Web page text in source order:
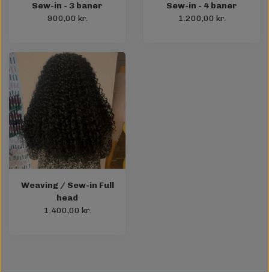
Sew-in - 3 baner
900,00 kr.
Sew-in - 4 baner
1.200,00 kr.
Weaving / Sew-in Full
head
1.400,00 kr.